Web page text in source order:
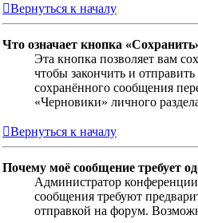
Вернуться к началу
Что означает кнопка
Эта кнопка позволяет вам
чтобы закончить и
сохранённого сообщения
«Черновики» личного
Вернуться к началу
Почему моё сообщение требует
Администратор
сообщения требуют
отправкой на форум.